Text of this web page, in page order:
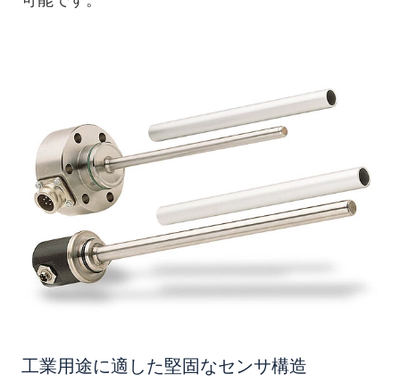
工業用途に適した堅固なセンサ構造